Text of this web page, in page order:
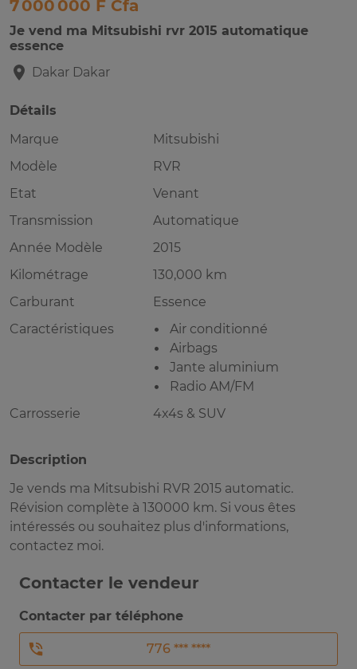
7 000 000 F Cfa
Je vend ma Mitsubishi rvr 2015 automatique
essence
Dakar Dakar
Détails
Marque
Mitsubishi
Modèle
RVR
Etat
Venant
Transmission
Automatique
Année Modèle
2015
Kilométrage
130,000 km
Carburant
Essence
Caractéristiques
Air conditionné
Airbags
Jante aluminium
Radio AM/FM
Carrosserie
4x4s & SUV
Description
Je vends ma Mitsubishi RVR 2015 automatic.
Révision complète à 130000 km. Si vous êtes
intéressés ou souhaitez plus d'informations,
contactez moi.
Contacter le vendeur
Contacter par téléphone
776 *** ****